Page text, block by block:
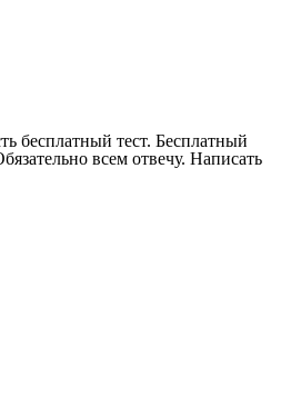
бесплатный тест. Бесплатный
всем отвечу. Написать